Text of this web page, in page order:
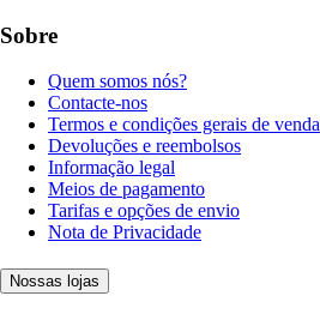
Sobre
Quem somos nós?
Contacte-nos
Termos e condições gerais de venda
Devoluções e reembolsos
Informação legal
Meios de pagamento
Tarifas e opções de envio
Nota de Privacidade
Nossas lojas